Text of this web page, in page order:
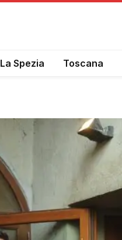
La Spezia Toscana